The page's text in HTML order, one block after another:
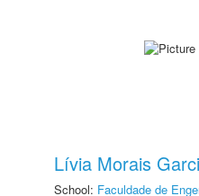
Lívia Morais
School: Faculdade de